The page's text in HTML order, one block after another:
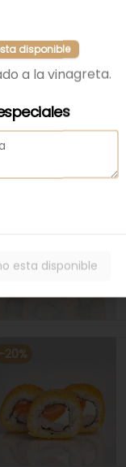
-20%
disponible
a la vinagreta.
esta disponible